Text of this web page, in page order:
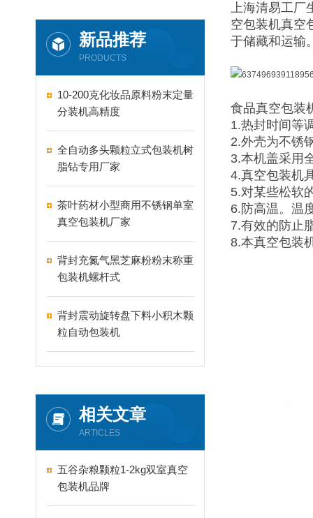
新品推荐
PRODUCTS
10-200克化妆品原料粉末定量
分装机高精度
全自动多头颗粒立式包装机树
脂钻专用厂家
茶叶药材小型商用不锈钢单室
真空包装机厂家
背封充氮气黑芝麻粉粉末称重
包装机螺杆式
背封震动旋转盘下料小积木颗
粒自动包装机
相关文章
ARTICLES
五谷杂粮颗粒1-2kg双室真空
包装机品牌
上海清易工厂
空包装机真空
于储藏和运输
食品真空包装
1.热封时间等
2.外壳为不锈
3.本机盖采用
4.真空包装机
5.对某些松软
6.防高温。温
7.有效的防止
8.本真空包装